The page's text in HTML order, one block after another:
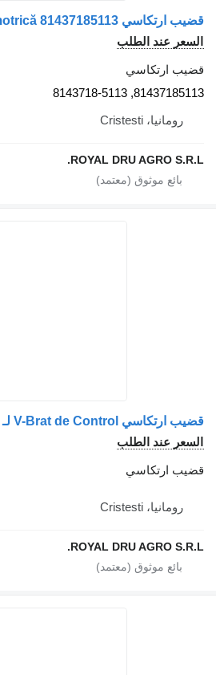
السعر عند الطلب
قضيب ارتكاسي
81437185113, 8143718-5113
رومانيا، Cristesti
ROYAL DRU AGRO S.R.L.
السعر عند الطلب
قضيب ارتكاسي
رومانيا، Cristesti
ROYAL DRU AGRO S.R.L.